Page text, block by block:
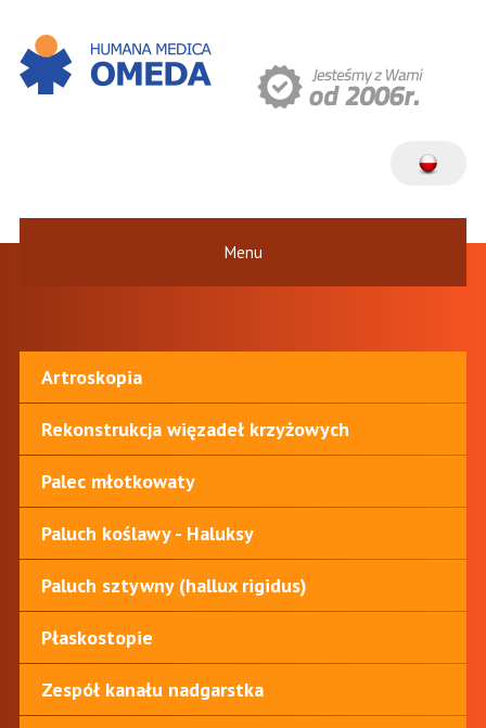
Menu
Artroskopia
Rekonstrukcja więzadeł krzyżowych
Palec młotkowaty
Paluch koślawy - Haluksy
Paluch sztywny (hallux rigidus)
Płaskostopie
Zespół kanału nadgarstka